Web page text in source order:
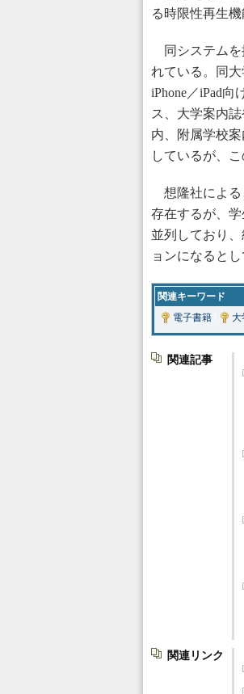
る時限性再生
同システムを
れている。同
iPhone／iPad向
ス、大学案内
内、附属学校
しているが、
想隆社による
存在するが、
並列しており
ョンになるとし
関連キーワード
電子書籍
大
関連記事
関連リンク